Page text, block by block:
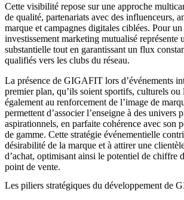
Cette visibilité repose sur une approche
de qualité, partenariats avec des influenceurs,
marque et campagnes digitales ciblées. Pour
investissement marketing mutualisé représente
substantielle tout en garantissant un flux
qualifiés vers les clubs du réseau.
La présence de GIGAFIT lors d’événements
premier plan, qu’ils soient sportifs, culturels
également au renforcement de l’image de
permettent d’associer l’enseigne à des univers
aspirationnels, en parfaite cohérence avec son
de gamme. Cette stratégie événementielle
désirabilité de la marque et à attirer une
d’achat, optimisant ainsi le potentiel de chiffre
point de vente.
Les piliers stratégiques du développement de